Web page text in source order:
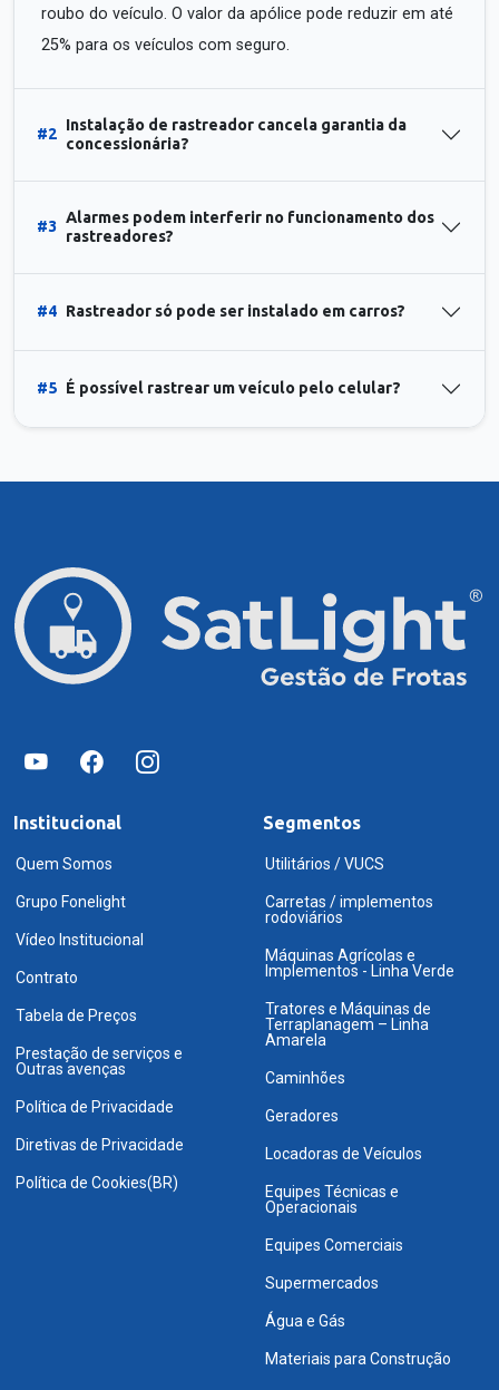
roubo do veículo. O valor da apólice pode reduzir em até
25% para os veículos com seguro.
#2
Instalação de rastreador cancela garantia da
concessionária?
#3
Alarmes podem interferir no funcionamento dos
rastreadores?
#4 Rastreador só pode ser instalado em carros?
#5 É possível rastrear um veículo pelo celular?
Institucional
Quem Somos
Grupo Fonelight
Vídeo Institucional
Contrato
Tabela de Preços
Prestação de serviços e
Outras avenças
Política de Privacidade
Diretivas de Privacidade
Política de Cookies(BR)
Segmentos
Utilitários / VUCS
Carretas / implementos
rodoviários
Máquinas Agrícolas e
Implementos - Linha Verde
Tratores e Máquinas de
Terraplanagem – Linha
Amarela
Caminhões
Geradores
Locadoras de Veículos
Equipes Técnicas e
Operacionais
Equipes Comerciais
Supermercados
Água e Gás
Materiais para Construção